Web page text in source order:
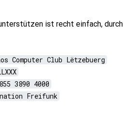
ist recht einfach, durch
Computer Club Lëtzebuerg
3890 4000
Freifunk